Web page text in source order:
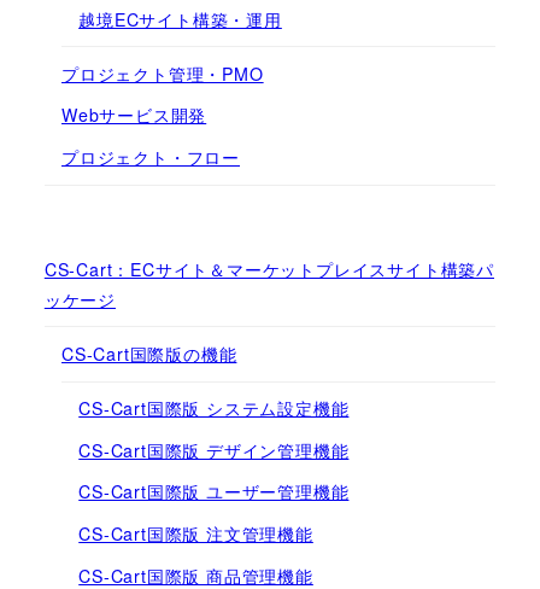
越境ECサイト構築・運用
プロジェクト管理・PMO
Webサービス開発
プロジェクト・フロー
CS-Cart：ECサイト＆マーケットプレイスサイト構築パ
ッケージ
CS-Cart国際版の機能
CS-Cart国際版 システム設定機能
CS-Cart国際版 デザイン管理機能
CS-Cart国際版 ユーザー管理機能
CS-Cart国際版 注文管理機能
CS-Cart国際版 商品管理機能